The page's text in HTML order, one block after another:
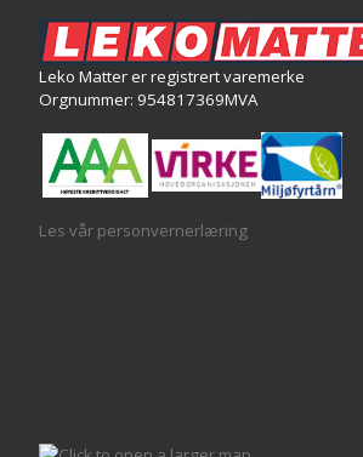
Leko Matter er registrert varemerke
Orgnummer: 954817369MVA
Les vår personvernerlæring